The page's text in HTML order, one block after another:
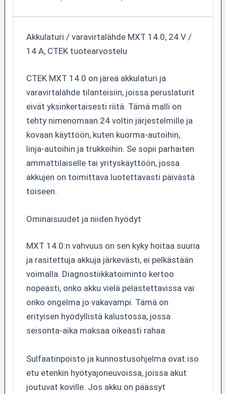
Akkulaturi / varavirtalähde MXT 14.0, 24 V /
14 A, CTEK tuotearvostelu
CTEK MXT 14.0 on järeä akkulaturi ja
varavirtalähde tilanteisiin, joissa peruslaturit
eivät yksinkertaisesti riitä. Tämä malli on
tehty nimenomaan 24 voltin järjestelmille ja
kovaan käyttöön, kuten kuorma-autoihin,
linja-autoihin ja trukkeihin. Se sopii parhaiten
ammattilaiselle tai yrityskäyttöön, jossa
akkujen on toimittava luotettavasti päivästä
toiseen.
Ominaisuudet ja niiden hyödyt
MXT 14.0:n vahvuus on sen kyky hoitaa suuria
ja rasitettuja akkuja järkevästi, ei pelkästään
voimalla. Diagnostiikkatoiminto kertoo
nopeasti, onko akku vielä pelastettavissa vai
onko ongelma jo vakavampi. Tämä on
erityisen hyödyllistä kalustossa, jossa
seisonta-aika maksaa oikeasti rahaa.
Sulfaatinpoisto ja kunnostusohjelma ovat iso
etu etenkin hyötyajoneuvoissa, joissa akut
joutuvat koville. Jos akku on päässyt